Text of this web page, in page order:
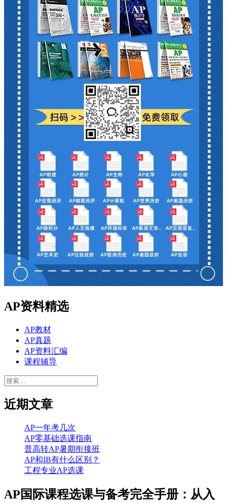
AP资料精选
AP教材
AP真题
AP资料汇编
课程辅导
搜
近期文章
AP一年考几次
AP零基础选课指南
普高转AP暑期衔接班
AP和IB有什么区别？
工程专业AP选课
AP国际课程选课与备考完全手册：从入